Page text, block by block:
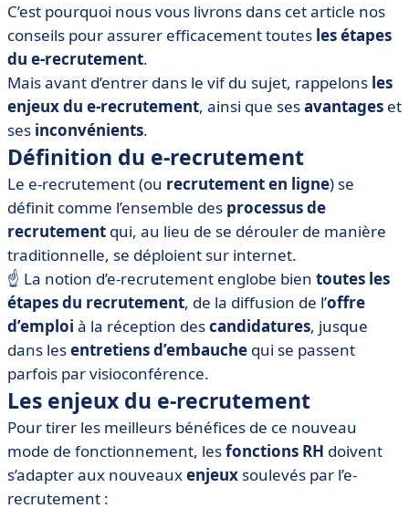
C’est pourquoi nous vous livrons dans cet article nos
conseils pour assurer efficacement toutes les étapes
du e-recrutement.
Mais avant d’entrer dans le vif du sujet, rappelons les
enjeux du e-recrutement, ainsi que sesavantages et
ses inconvénients.
Définition du e-recrutement
Le e-recrutement (ou recrutement en ligne) se
définit comme l’ensemble des processus de
recrutement qui, au lieu de se dérouler de manière
traditionnelle, se déploient sur internet.
☝️ La notion d’e-recrutement englobe bien toutes les
étapes du recrutement, de la diffusion de l’offre
d’emploi à la réception descandidatures, jusque
dans lesentretiens d’embauche qui se passent
parfois par visioconférence.
Les enjeux du e-recrutement
Pour tirer les meilleurs bénéfices de ce nouveau
mode de fonctionnement, lesfonctions RH doivent
s’adapter aux nouveauxenjeux soulevés par l’e-
recrutement :